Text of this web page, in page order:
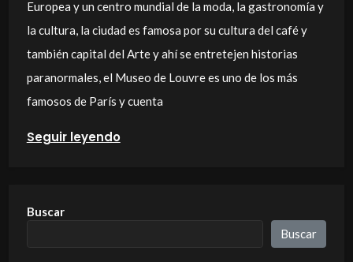
Europea y un centro mundial de la moda, la gastronomía y
la cultura, la ciudad es famosa por su cultura del café y
también capital del Arte y ahí se entretejen historias
paranormales, el Museo de Louvre es uno de los más
famosos de París y cuenta
Seguir leyendo
Buscar
Buscar